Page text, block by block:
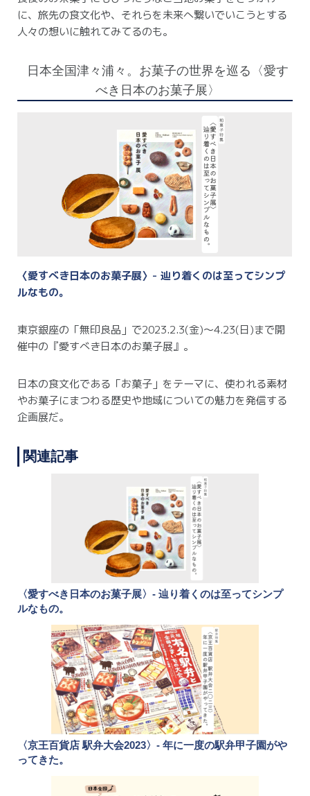
に、旅先の食文化や、それらを未来へ繋いでいこうとする
人々の想いに触れてみてるのも。
日本全国津々浦々。お菓子の世界を巡る〈愛す
べき日本のお菓子展〉
〈愛すべき日本のお菓子展〉- 辿り着くのは至ってシンプ
ルなもの。
東京銀座の「無印良品」で2023.2.3(金)〜4.23(日)まで開
催中の『愛すべき日本のお菓子展』。
日本の食文化である「お菓子」をテーマに、使われる素材
やお菓子にまつわる歴史や地域についての魅力を発信する
企画展だ。
関連記事
〈愛すべき日本のお菓子展〉- 辿り着くのは至ってシンプ
ルなもの。
〈京王百貨店 駅弁大会2023〉- 年に一度の駅弁甲子園がや
ってきた。